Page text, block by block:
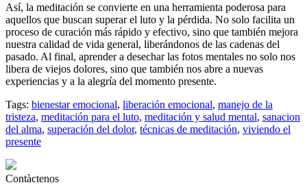
Así, la meditación se convierte en una herramienta poderosa para
aquellos que buscan superar el luto y la pérdida. No solo facilita un
proceso de curación más rápido y efectivo, sino que también mejora
nuestra calidad de vida general, liberándonos de las cadenas del
pasado. Al final, aprender a desechar las fotos mentales no solo nos
libera de viejos dolores, sino que también nos abre a nuevas
experiencias y a la alegría del momento presente.
Tags: bienestar emocional, liberación emocional, manejo de la
tristeza, meditación para el luto, meditación y salud mental, sanacion
del alma, superación del dolor, técnicas de meditación, viviendo el
presente
Contàctenos